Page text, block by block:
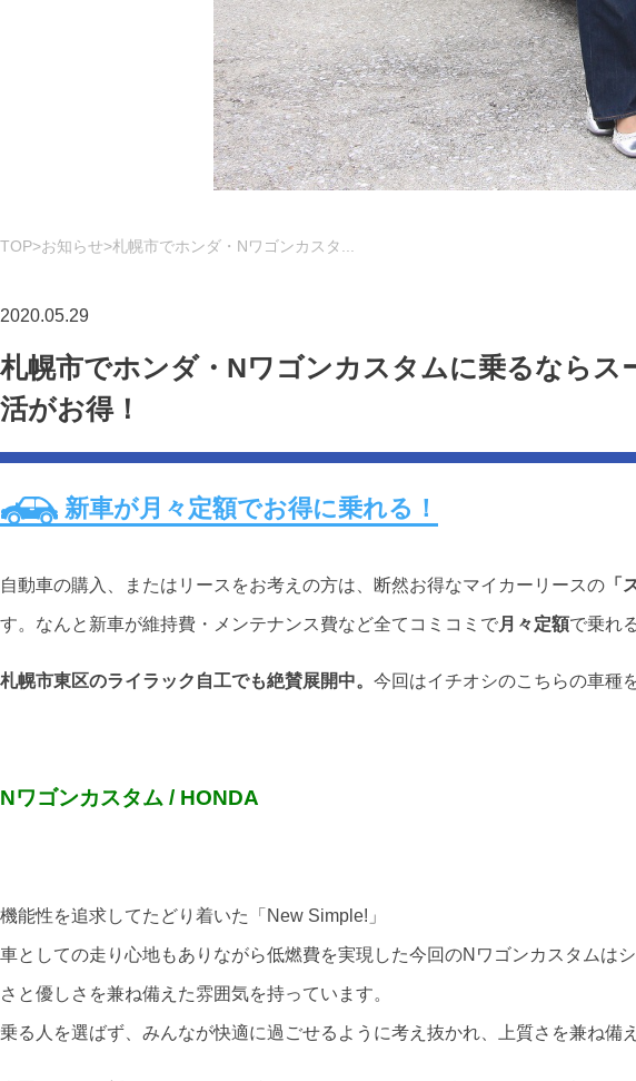
TOP お知らせ 札幌市でホンダ・Nワゴンカスタ...
2020.05.29
札幌市でホンダ・Nワゴンカスタムに乗るなら
活がお得！
新車が月々定額でお得に乗れる！
自動車の購入、またはリースをお考えの方は、断然お得なマイカーリースの 「
す。なんと新車が維持費・メンテナンス費など全てコミコミで月々定額で乗れ
札幌市東区のライラック自工でも絶賛展開中。 今回はイチオシのこちらの車種
Nワゴンカスタム / HONDA
機能性を追求してたどり着いた「New Simple!」
車としての走り心地もありながら低燃費を実現した今回のNワゴンカスタムは
さと優しさを兼ね備えた雰囲気を持っています。
乗る人を選ばず、みんなが快適に過ごせるように考え抜かれ、上質さを兼ね備